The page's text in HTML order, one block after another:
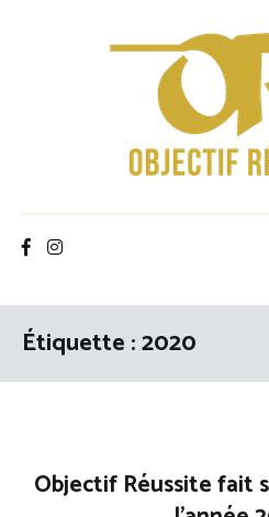
Objectif Réussite
Étiquette :2020
Objectif Réussite fait